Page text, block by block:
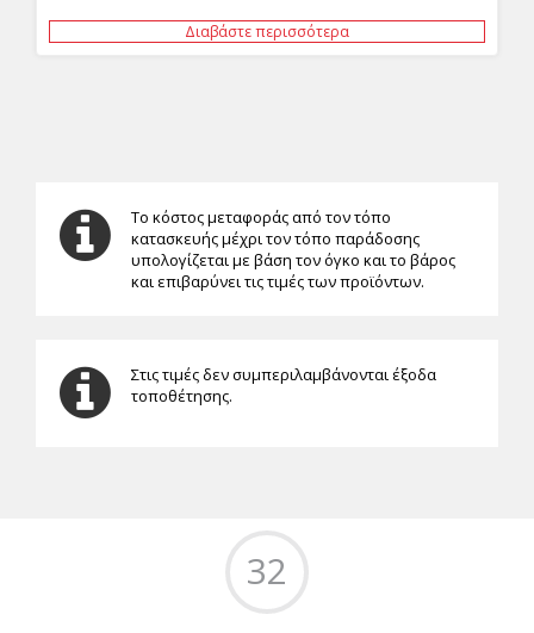
Διαβάστε περισσότερα
Το κόστος μεταφοράς από τον τόπο
κατασκευής μέχρι τον τόπο παράδοσης
υπολογίζεται με βάση τον όγκο και το βάρος
και επιβαρύνει τις τιμές των προϊόντων.
Στις τιμές δεν συμπεριλαμβάνονται έξοδα
τοποθέτησης.
32